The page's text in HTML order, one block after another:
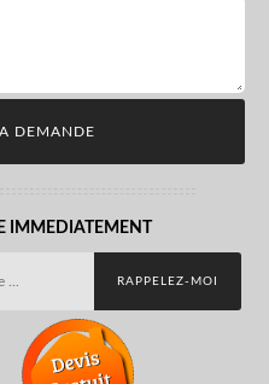
IMMEDIATEMENT